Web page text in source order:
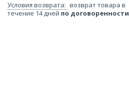
возврат товара в
течение 14 дней по договоренности